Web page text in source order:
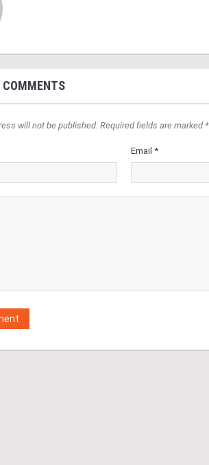
COMMENTS
will not be published. Required fields are marked *
Email *